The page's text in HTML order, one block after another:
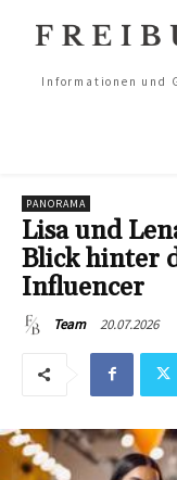
Informationen und
PANORAMA
Lisa und
Blick hinter
Influencer
Team 20.07.2026